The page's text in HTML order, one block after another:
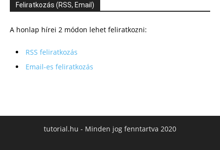
Feliratkozás (RSS, Email)
A honlap hírei 2 módon lehet feliratkozni:
RSS feliratkozás
Email-es feliratkozás
tutorial.hu - Minden jog fenntartva 2020